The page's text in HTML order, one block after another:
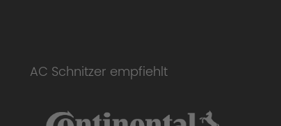
AC Schnitzer empfiehlt